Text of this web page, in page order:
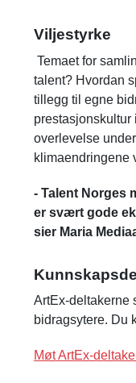
Viljestyrke
Temaet for
talent? Hvordan
tillegg til egne
prestasjonskultur
overlevelse
klimaendringene
- Talent Norges
er svært gode
sier Maria
ArtEx-deltakerne
bidragsytere. Du
Møt ArtEx-